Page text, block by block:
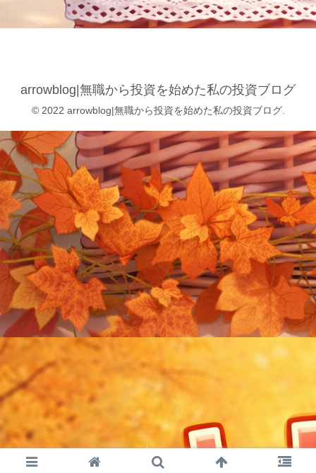
arrowblog|無職から投資を始めた私の投資ブログ
© 2022 arrowblog|無職から投資を始めた私の投資ブログ.